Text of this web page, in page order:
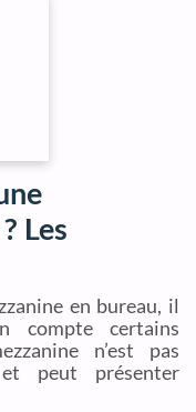
Les
en bureau, il
compte certains
n’est pas
peut présenter